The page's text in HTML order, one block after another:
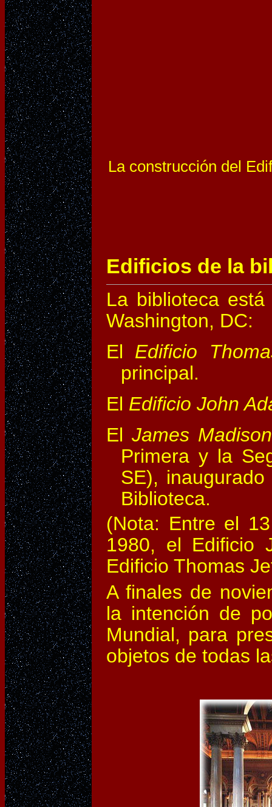
La construcción del
Edificios de la
La biblioteca
Washington, DC:
El Edificio
principal.
El Edificio John
El James
Primera y la
SE),
Biblioteca.
(Nota: Entre el
1980, el Edificio
Edificio Thomas
A finales de
la intención de
Mundial, para
objetos de todas